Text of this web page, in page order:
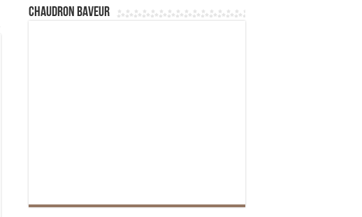
Chaudron Baveur